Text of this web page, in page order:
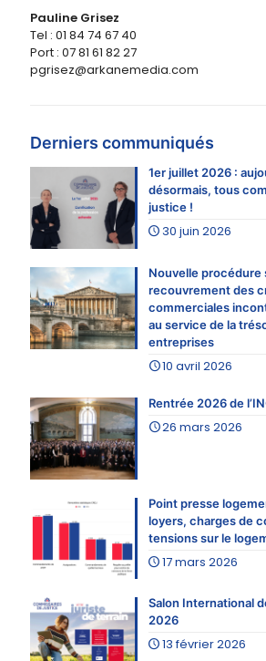
Pauline Grisez
Tel : 01 84 74 67 40
Port : 07 81 61 82 27
pgrisez@arkanemedia.com
Derniers communiqués
1er juillet 2026 :
désormais, tous
justice !
30 juin 2026
Nouvelle procédure
recouvrement des
commerciales
au service de la
entreprises
10 avril 2026
Rentrée 2026 de
26 mars 2026
Point presse
loyers, charges de
tensions sur le
17 mars 2026
Salon International
2026
13 février 2026